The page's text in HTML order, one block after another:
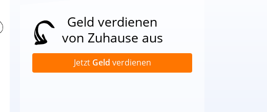
Geld verdienen
von Zuhause aus
Jetzt Geld verdienen